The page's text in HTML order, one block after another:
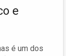
e
é um dos